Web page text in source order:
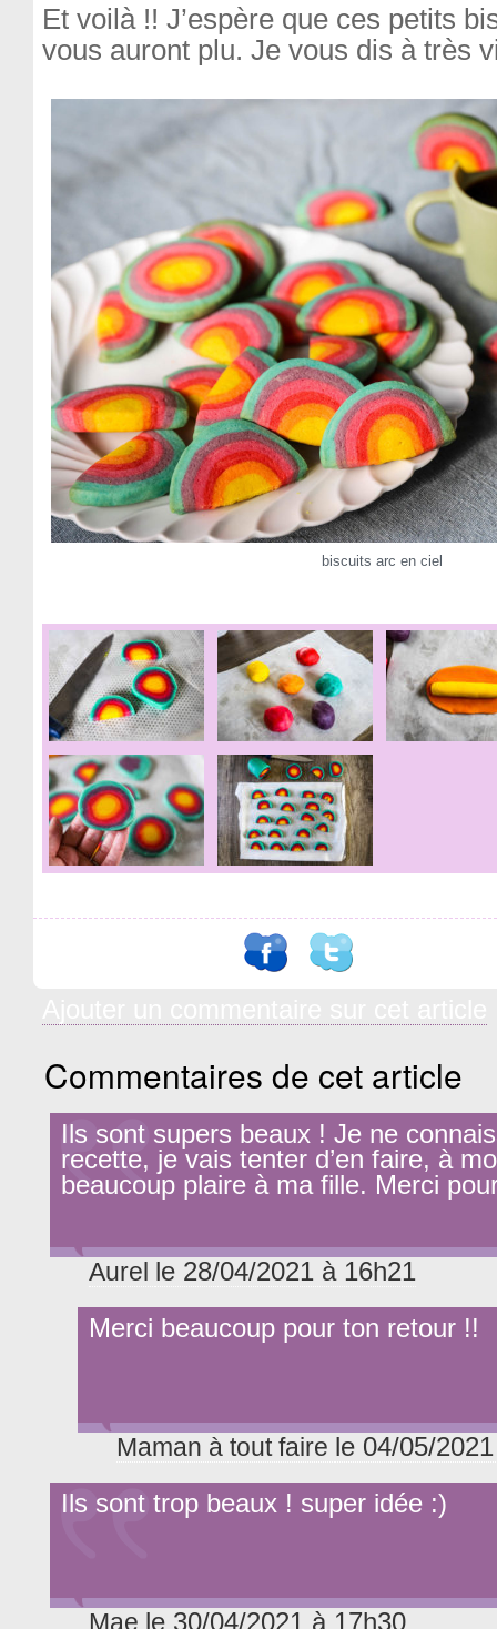
Et voilà !! J’espère que ces petits
vous auront plu. Je vous dis à très
biscuits arc en ciel
Commentaires de cet article
Ils sont supers beaux ! Je ne
recette, je vais tenter d’en faire, à
beaucoup plaire à ma fille. Merci
Aurel le 28/04/2021 à 16h21
Merci beaucoup pour ton retour !!
Maman à tout faire le 04/05/
Ils sont trop beaux ! super idée :)
Mae le 30/04/2021 à 17h30